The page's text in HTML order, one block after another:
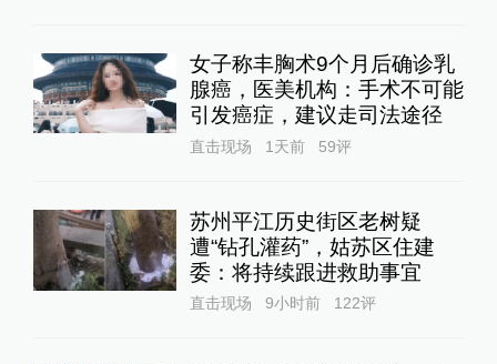
女子称丰胸术9个月后确诊乳
腺癌，医美机构：手术不可能
引发癌症，建议走司法途径
直击现场 1天前 59评
苏州平江历史街区老树疑
遭“钻孔灌药”，姑苏区住建
委：将持续跟进救助事宜
直击现场 9小时前 122评